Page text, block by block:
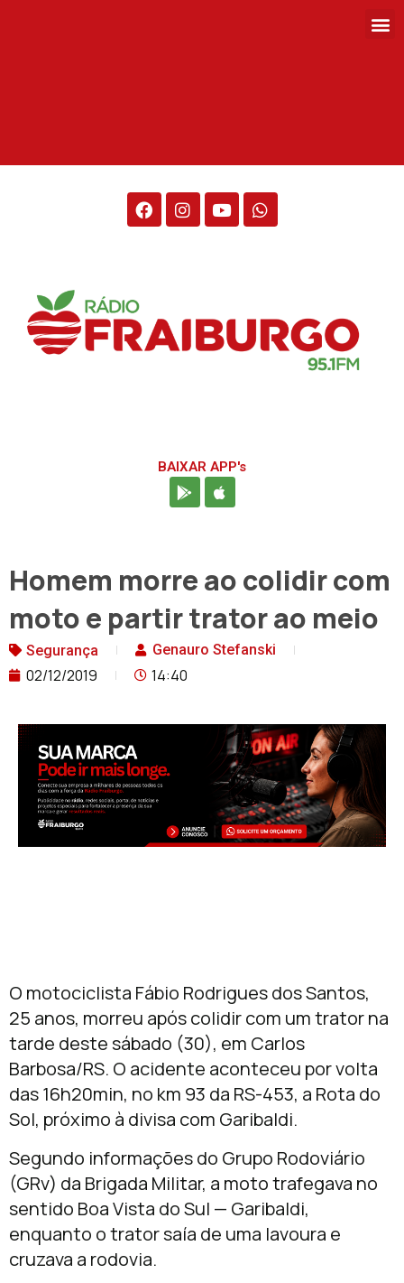
BAIXAR APP's
Homem morre ao colidir com
moto e partir trator ao meio
Segurança Genauro Stefanski
02/12/2019 14:40
O motociclista Fábio Rodrigues dos Santos,
25 anos, morreu após colidir com um trator na
tarde deste sábado (30), em Carlos
Barbosa/RS. O acidente aconteceu por volta
das 16h20min, no km 93 da RS-453, a Rota do
Sol, próximo à divisa com Garibaldi.
Segundo informações do Grupo Rodoviário
(GRv) da Brigada Militar, a moto trafegava no
sentido Boa Vista do Sul — Garibaldi,
enquanto o trator saía de uma lavoura e
cruzava a rodovia.